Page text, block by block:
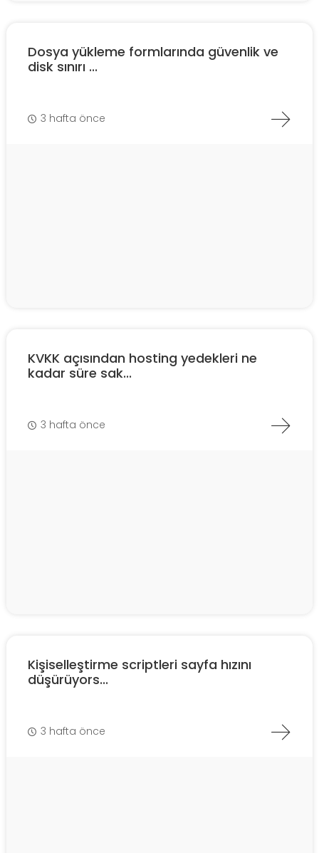
Dosya yükleme formlarında güvenlik ve
disk sınırı ...
3 hafta önce
KVKK açısından hosting yedekleri ne
kadar süre sak...
3 hafta önce
Kişiselleştirme scriptleri sayfa hızını
düşürüyors...
3 hafta önce